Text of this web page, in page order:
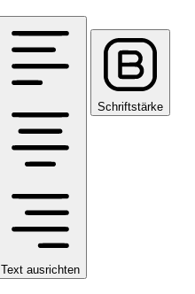
Text ausrichten
Schriftstärke